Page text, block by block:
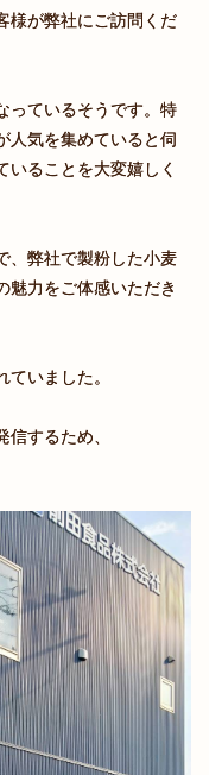
様が弊社にご訪問くだ
っているそうです。特
人気を集めていると伺
いることを大変嬉しく
、弊社で製粉した小麦
魅力をご体感いただき
いました。
するため、